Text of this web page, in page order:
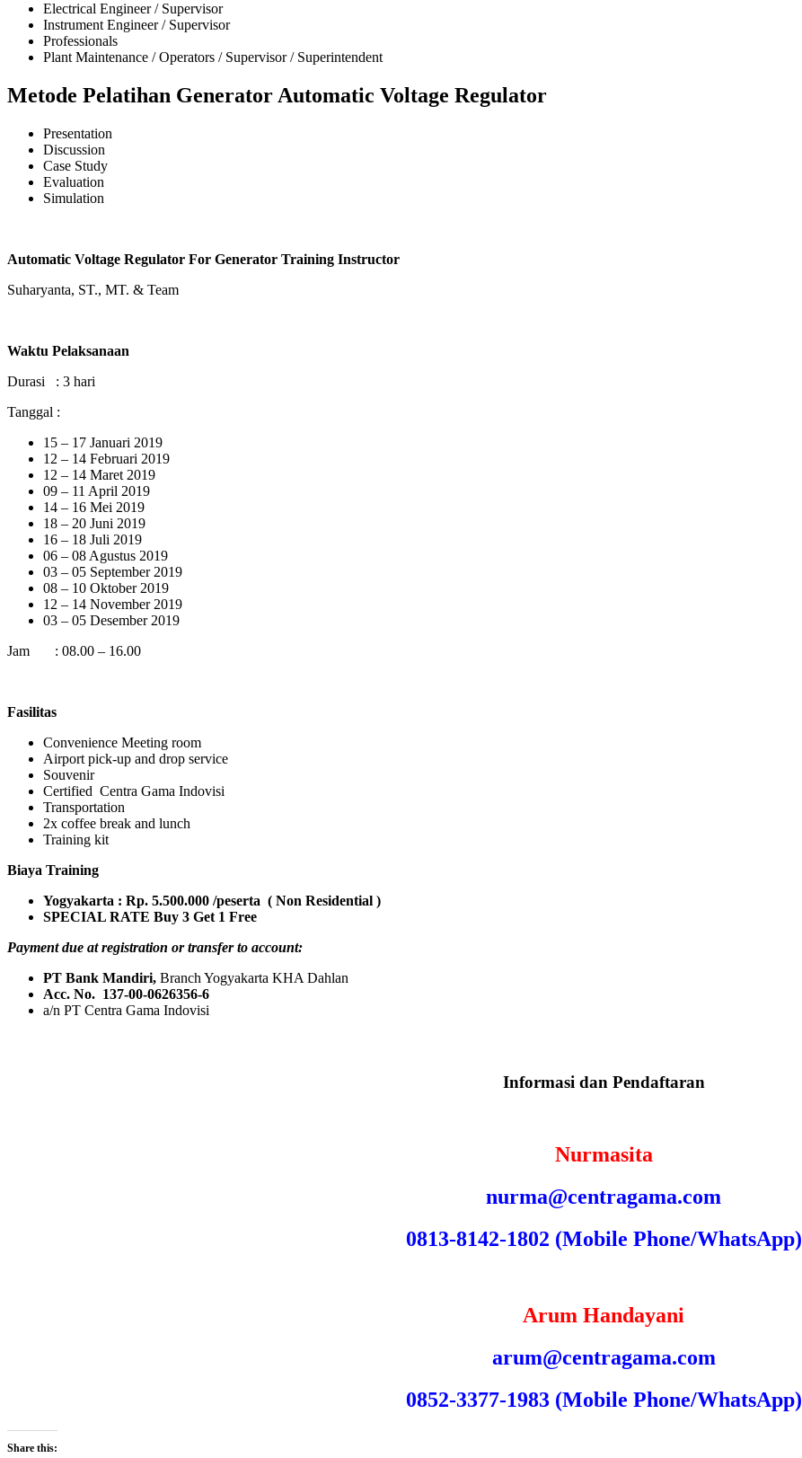
Electrical Engineer / Supervisor
Instrument Engineer / Supervisor
Professionals
Plant Maintenance / Operators / Supervisor / Superintendent
Metode Pelatihan Generator Automatic Voltage Regulator
Presentation
Discussion
Case Study
Evaluation
Simulation
Automatic Voltage Regulator For Generator Training Instructor
Suharyanta, ST., MT. & Team
Waktu Pelaksanaan
Durasi : 3 hari
Tanggal :
15 – 17 Januari 2019
12 – 14 Februari 2019
12 – 14 Maret 2019
09 – 11 April 2019
14 – 16 Mei 2019
18 – 20 Juni 2019
16 – 18 Juli 2019
06 – 08 Agustus 2019
03 – 05 September 2019
08 – 10 Oktober 2019
12 – 14 November 2019
03 – 05 Desember 2019
Jam : 08.00 – 16.00
Fasilitas
Convenience Meeting room
Airport pick-up and drop service
Souvenir
Certified Centra Gama Indovisi
Transportation
2x coffee break and lunch
Training kit
Biaya Training
Yogyakarta : Rp. 5.500.000 /peserta ( Non Residential )
SPECIAL RATE Buy 3 Get 1 Free
Payment due at registration or transfer to account:
PT Bank Mandiri, Branch Yogyakarta KHA Dahlan
Acc. No. 137-00-0626356-6
a/n PT Centra Gama Indovisi
Informasi dan Pendaftaran
Nurmasita
nurma@centragama.com
0813-8142-1802 (Mobile Phone/WhatsApp)
Arum Handayani
arum@centragama.com
0852-3377-1983 (Mobile Phone/WhatsApp)
Share this: